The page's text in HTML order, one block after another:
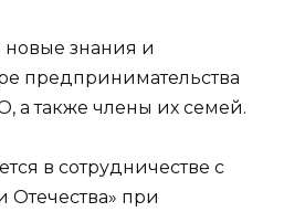
новые знания и
предпринимательства
а также члены их семей.
в сотрудничестве с
при